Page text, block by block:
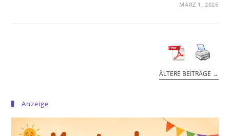
MÄRZ 1, 2026
ÄLTERE BEITRÄGE →
Anzeige